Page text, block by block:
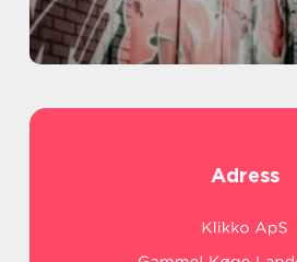
Adress